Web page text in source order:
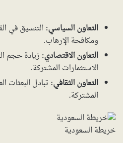
التعاون السياسي: التنسيق في
ومكافحة الإرهاب.
التعاون الاقتصادي: زيادة حجم
الاستثمارات المشتركة.
التعاون الثقافي: تبادل البعثات
المشتركة.
خريطة السعودية